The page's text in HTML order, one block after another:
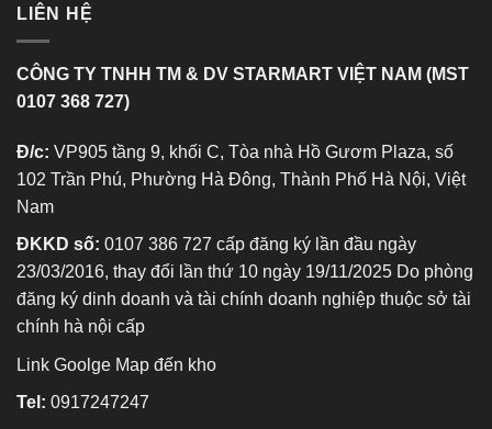
LIÊN HỆ
CÔNG TY TNHH TM & DV STARMART VIỆT NAM (MST
0107 368 727)
Đ/c: VP905 tầng 9, khối C, Tòa nhà Hồ Gươm Plaza, số
102 Trần Phú, Phường Hà Đông, Thành Phố Hà Nội, Việt
Nam
ĐKKD số: 0107 386 727 cấp đăng ký lần đầu ngày
23/03/2016, thay đổi lần thứ 10 ngày 19/11/2025 Do phòng
đăng ký dinh doanh và tài chính doanh nghiệp thuộc sở tài
chính hà nội cấp
Link Goolge Map đến kho
Tel: 0917247247